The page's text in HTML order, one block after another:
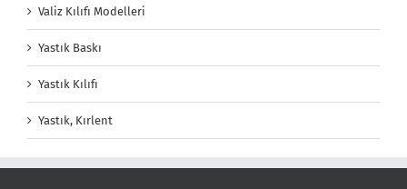
Valiz Kılıfı Modelleri
Yastık Baskı
Yastık Kılıfı
Yastık, Kırlent